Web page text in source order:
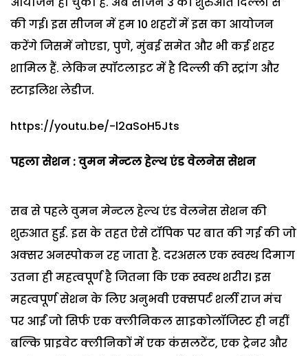
की गई। इस सीजन में हम 10 शहरों में इस का आयोजन
करेंगे जिसमें नोएडा, पुणे, मुंबई समेत और भी कई शहर
शामिल हैं. लेकिन स्पॉटलाइट में है दिल्ली की स्ट्रांग और
स्टाइलिश लेडीज.
https://youtu.be/-l2aSoH5Jts
पहला सेशन : वुमन मेन्टल हेल्थ एंड वेलनेस सेशन
सब से पहले वुमन मेन्टल हेल्थ एंड वेलनेस सेशन की
शुरुआत हुई. इस के तहत ऐसे टॉपिक पर बात की गई की जो
अक्सर अनस्पोकन रह जाता है. दरअसल एक स्वस्थ दिमाग
उतना ही महत्वपूर्ण है जितना कि एक स्वस्थ शरीर। इस
महत्वपूर्ण सेशन के लिए अनुभवी एक्सपर्ट शर्ली राज मंच
पर आईं जो सिर्फ एक क्लीनिकल साइकोलॉजिस्ट ही नहीं
बल्कि प्राइवेट क्लीनिकों में एक कंसलटेंट, एक ट्रेनर और